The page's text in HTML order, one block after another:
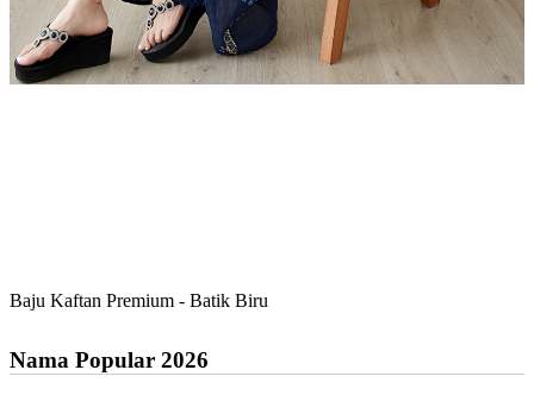
Baju Kaftan Premium - Batik Biru
Nama Popular 2026